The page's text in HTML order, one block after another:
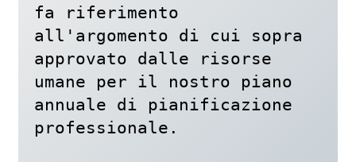
fa riferimento
all'argomento di cui sopra
approvato dalle risorse
umane per il nostro piano
annuale di pianificazione
professionale.